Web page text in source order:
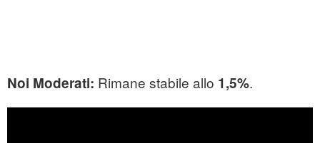
Noi Moderati: Rimane stabile allo 1,5%.